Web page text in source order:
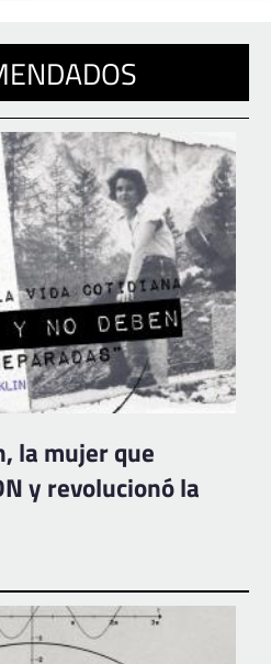
la mujer que
y revolucionó la